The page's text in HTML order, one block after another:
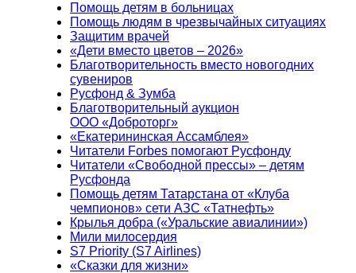
Помощь детям в больницах
Помощь людям в чрезвычайных ситуациях
Защитим врачей
«Дети вместо цветов – 2026»
Благотворительность вместо новогодних
сувениров
Русфонд & Зумба
Благотворительный аукцион
ООО «Доброторг»
«Екатерининская Ассамблея»
Читатели Forbes помогают Русфонду
Читатели «Свободной прессы» – детям
Русфонда
Помощь детям Татарстана от «Клуба
чемпионов» сети АЗС «Татнефть»
Крылья добра («Уральские авиалинии»)
Мили милосердия
S7 Priority (S7 Airlines)
«Сказки для жизни»